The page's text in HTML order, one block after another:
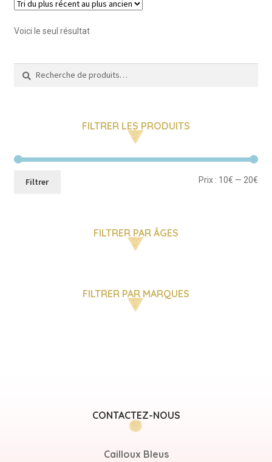
Voici le seul résultat
pour :
FILTRER LES PRODUITS
Filtrer Prix : 10€ — 20€
FILTRER PAR ÂGES
FILTRER PAR MARQUES
CONTACTEZ-NOUS
Cailloux Bleus